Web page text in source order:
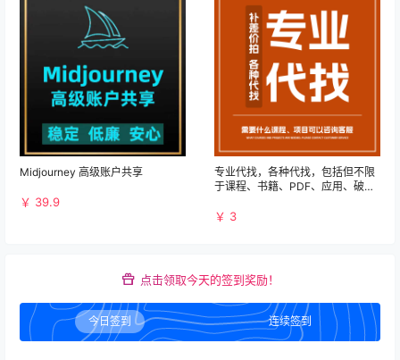
Midjourney 高级账户共享
￥ 39.9
专业代找，各种代找，包括但不限
于课程、书籍、PDF、应用、破解
￥ 3
点击领取今天的签到奖励！
今日签到 连续签到